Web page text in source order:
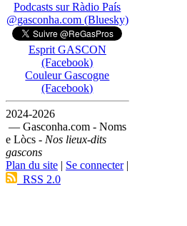
Podcasts sur Ràdio País
@gasconha.com (Bluesky)
Esprit GASCON
(Facebook)
Couleur Gascogne
(Facebook)
2024-2026
— Gasconha.com - Noms
e Lòcs - Nos lieux-dits
gascons
Plan du site | Se connecter|
RSS 2.0